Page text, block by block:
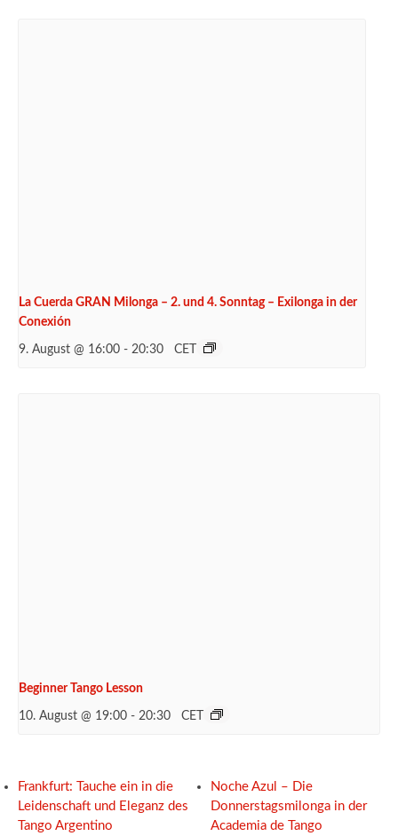
La Cuerda GRAN Milonga – 2. und 4. Sonntag – Exilonga in der
Conexión
9. August @ 16:00 - 20:30 CET
Beginner Tango Lesson
10. August @ 19:00 - 20:30 CET
Frankfurt: Tauche ein in die
Leidenschaft und Eleganz des
Tango Argentino
Noche Azul – Die
Donnerstagsmilonga in der
Academia de Tango